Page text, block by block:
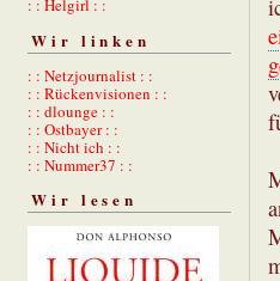
: : Helgirl : :
Wir linken
: : Netzjournalist : :
: : Rückenvisionen : :
: : dlounge : :
: : Ostbayer : :
: : Nicht ich : :
: : Nummer37 : :
Wir lesen